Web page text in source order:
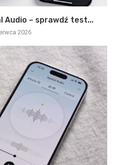
Audio – sprawdź test...
2026